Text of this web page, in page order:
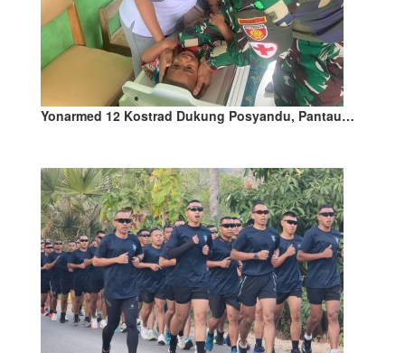
Yonarmed 12 Kostrad Dukung Posyandu, Pantau…